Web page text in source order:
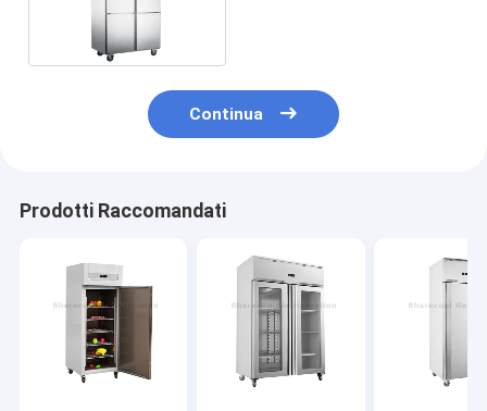
Continua
Prodotti Raccomandati